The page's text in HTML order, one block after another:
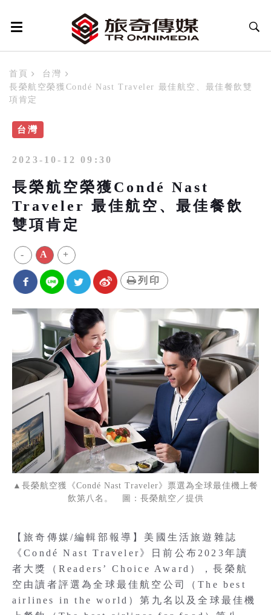
首頁
台灣
長榮航空榮獲Condé Nast Traveler 最佳航空、最佳餐飲雙
項肯定
台灣
2023-10-12 09:30
長榮航空榮獲Condé Nast
Traveler 最佳航空、最佳餐飲
雙項肯定
- A +
列印
▲長榮航空獲《Condé Nast Traveler》票選為全球最佳機上餐
飲第八名。 圖：長榮航空／提供
【旅奇傳媒/編輯部報導】美國生活旅遊雜誌
《Condé Nast Traveler》日前公布2023年讀
者大獎（Readers’ Choice Award），長榮航
空由讀者評選為全球最佳航空公司（The best
airlines in the world）第九名以及全球最佳機